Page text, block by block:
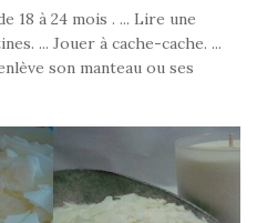
18 à 24 mois . ... Lire une
... Jouer à cache-cache. ...
son manteau ou ses